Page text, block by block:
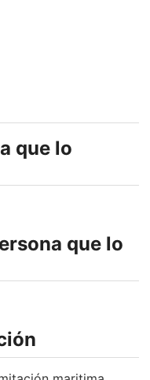
que lo
que lo